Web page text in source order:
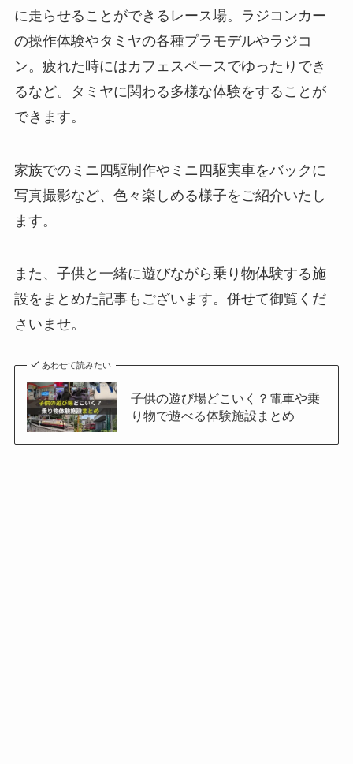
に走らせることができるレース場。ラジコンカー
の操作体験やタミヤの各種プラモデルやラジコ
ン。疲れた時にはカフェスペースでゆったりでき
るなど。タミヤに関わる多様な体験をすることが
できます。
家族でのミニ四駆制作やミニ四駆実車をバックに
写真撮影など、色々楽しめる様子をご紹介いたし
ます。
また、子供と一緒に遊びながら乗り物体験する施
設をまとめた記事もございます。併せて御覧くだ
さいませ。
あわせて読みたい
子供の遊び場どこいく？電車や乗
り物で遊べる体験施設まとめ